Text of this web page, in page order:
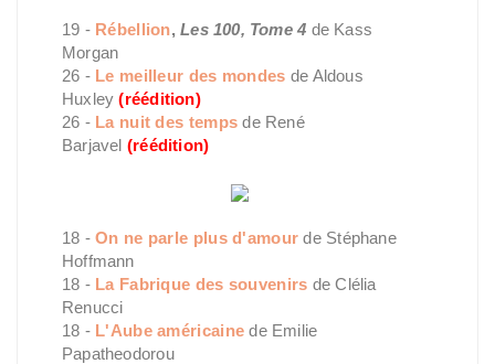
19 - Rébellion,Les 100, Tome 4 de Kass
Morgan
26 - Le meilleur des mondes de Aldous
Huxley (réédition)
26 - La nuit des temps de René
Barjavel (réédition)
18 -On ne parle plus d'amour de Stéphane
Hoffmann
18 - La Fabrique des souvenirs de Clélia
Renucci
18 - L'Aube américaine de Emilie
Papatheodorou